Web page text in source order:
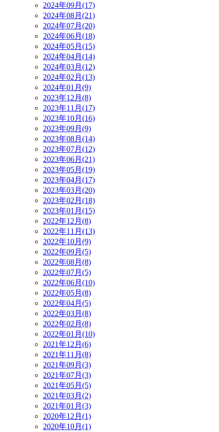
2024年09月(17)
2024年08月(21)
2024年07月(20)
2024年06月(18)
2024年05月(15)
2024年04月(14)
2024年03月(12)
2024年02月(13)
2024年01月(9)
2023年12月(8)
2023年11月(17)
2023年10月(16)
2023年09月(9)
2023年08月(14)
2023年07月(12)
2023年06月(21)
2023年05月(19)
2023年04月(17)
2023年03月(20)
2023年02月(18)
2023年01月(15)
2022年12月(8)
2022年11月(13)
2022年10月(9)
2022年09月(5)
2022年08月(8)
2022年07月(5)
2022年06月(10)
2022年05月(8)
2022年04月(5)
2022年03月(8)
2022年02月(8)
2022年01月(10)
2021年12月(6)
2021年11月(8)
2021年09月(3)
2021年07月(3)
2021年05月(5)
2021年03月(2)
2021年01月(3)
2020年12月(1)
2020年10月(1)